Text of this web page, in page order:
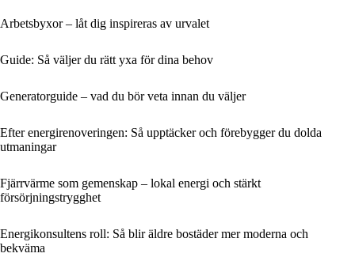
Arbetsbyxor – låt dig inspireras av urvalet
Guide: Så väljer du rätt yxa för dina behov
Generatorguide – vad du bör veta innan du väljer
Efter energirenoveringen: Så upptäcker och förebygger du dolda
utmaningar
Fjärrvärme som gemenskap – lokal energi och stärkt
försörjningstrygghet
Energikonsultens roll: Så blir äldre bostäder mer moderna och
bekväma